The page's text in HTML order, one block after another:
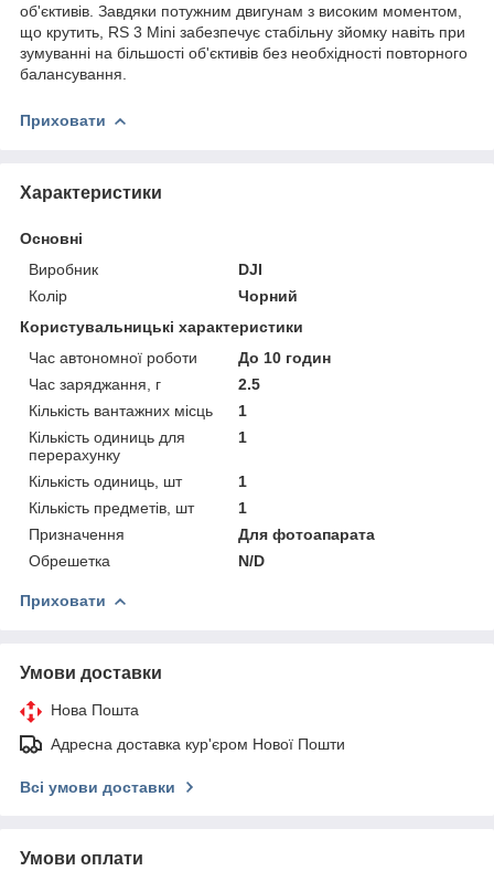
об'єктивів. Завдяки потужним двигунам з високим моментом,
що крутить, RS 3 Mini забезпечує стабільну зйомку навіть при
зумуванні на більшості об'єктивів без необхідності повторного
балансування.
Приховати
Характеристики
Основні
Виробник
DJI
Колір
Чорний
Користувальницькі характеристики
Час автономної роботи
До 10 годин
Час заряджання, г
2.5
Кількість вантажних місць
1
Кількість одиниць для
перерахунку
1
Кількість одиниць, шт
1
Кількість предметів, шт
1
Призначення
Для фотоапарата
Обрешетка
N/D
Приховати
Умови доставки
Нова Пошта
Адресна доставка кур'єром Нової Пошти
Всі умови доставки
Умови оплати